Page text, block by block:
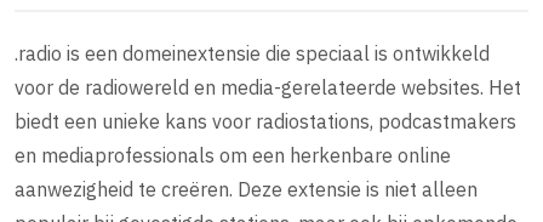
.radio is een domeinextensie die speciaal is ontwikkeld
voor de radiowereld en media-gerelateerde websites. Het
biedt een unieke kans voor radiostations, podcastmakers
en mediaprofessionals om een herkenbare online
aanwezigheid te creëren. Deze extensie is niet alleen